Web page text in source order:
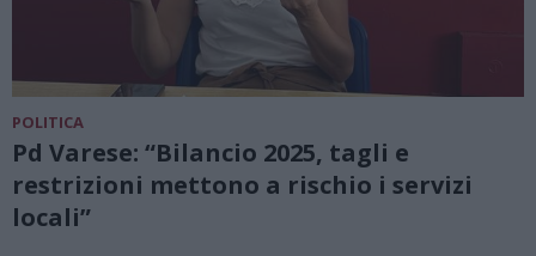
POLITICA
Pd Varese: “Bilancio 2025, tagli e
restrizioni mettono a rischio i servizi
locali”